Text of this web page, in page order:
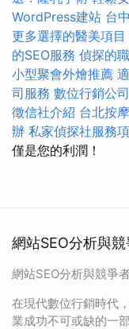
WordPress建站 台
更多選擇的醫美項目
的SEO服務 偵探的
小型聚會外燴推薦
司服務 數位行銷公司
徵信社介紹 台北按
辦 私家偵探社服務
僅是您的利潤！
網站SEO分析與
網站SEO分析與競爭
在現代數位行銷時代
業成功不可或缺的一